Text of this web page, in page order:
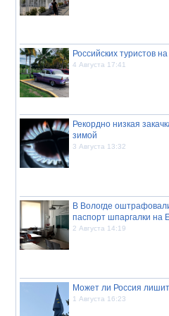
Российских туристов
4 Августа 17:41
Рекордно низкая
зимой
3 Августа 13:32
В Вологде
паспорт шпаргалки на
2 Августа 14:19
Может ли Россия
1 Августа 16:23